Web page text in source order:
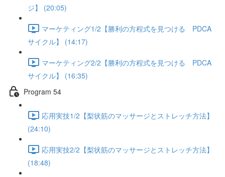
ジ】 (20:05)
マーケティング1/2【勝利の方程式を見つける PDCA
サイクル】 (14:17)
マーケティング2/2【勝利の方程式を見つける PDCA
サイクル】 (16:35)
Program 54
応用実技1/2【梨状筋のマッサージとストレッチ方法】
(24:10)
応用実技2/2【梨状筋のマッサージとストレッチ方法】
(18:48)